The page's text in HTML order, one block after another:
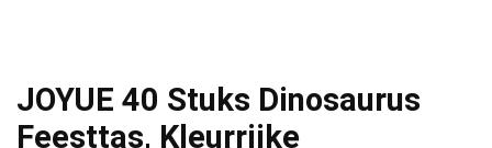
JOYUE 40 Stuks Dinosaurus
Feesttas, Kleurrijke